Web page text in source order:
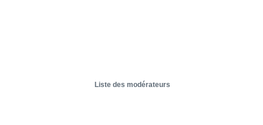
Liste des modérateurs